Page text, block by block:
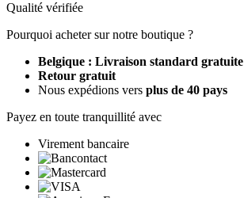
Qualité vérifiée
Pourquoi acheter sur notre boutique ?
Belgique : Livraison standard gratuite
Retour gratuit
Nous expédions vers plus de 40 pays
Payez en toute tranquillité avec
Virement bancaire